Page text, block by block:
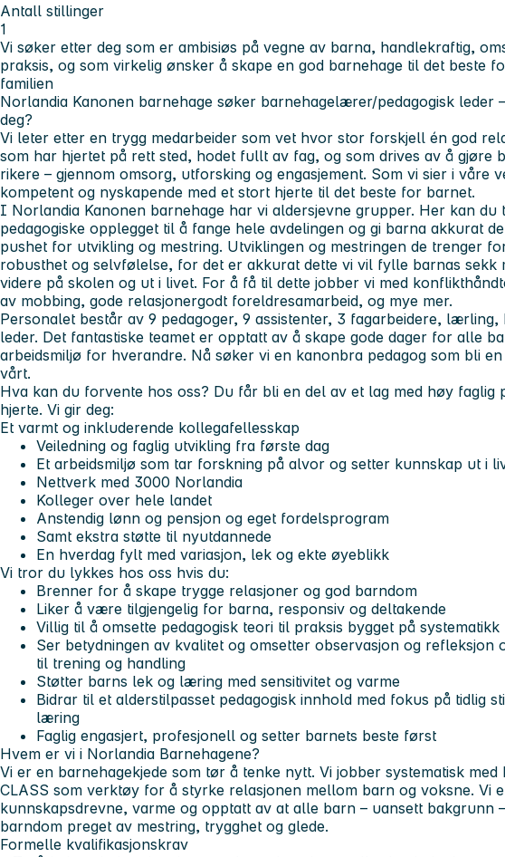
Antall stillinger
1
Vi søker etter deg som er ambisiøs på vegne av barna, handlekraftig,
praksis, og som virkelig ønsker å skape en god barnehage til det beste
familien
Norlandia Kanonen barnehage søker barnehagelærer/pedagogisk leder
deg?
Vi leter etter en trygg medarbeider som vet hvor stor forskjell én god
som har hjertet på rett sted, hodet fullt av fag, og som drives av å gjøre
rikere – gjennom omsorg, utforsking og engasjement. Som vi sier i våre
kompetent og nyskapende med et stort hjerte til det beste for barnet.
I Norlandia Kanonen barnehage har vi aldersjevne grupper. Her kan du
pedagogiske opplegget til å fange hele avdelingen og gi barna akkurat
pushet for utvikling og mestring. Utviklingen og mestringen de trenger
robusthet og selvfølelse, for det er akkurat dette vi vil fylle barnas sekk
videre på skolen og ut i livet. For å få til dette jobber vi med
av mobbing, gode relasjonergodt foreldresamarbeid, og mye mer.
Personalet består av 9 pedagoger, 9 assistenter, 3 fagarbeidere, lærling,
leder. Det fantastiske teamet er opptatt av å skape gode dager for alle
arbeidsmiljø for hverandre. Nå søker vi en kanonbra pedagog som bli
vårt.
Hva kan du forvente hos oss? Du får bli en del av et lag med høy faglig
hjerte. Vi gir deg:
Et varmt og inkluderende kollegafellesskap
Veiledning og faglig utvikling fra første dag
Et arbeidsmiljø som tar forskning på alvor og setter kunnskap ut i
Nettverk med 3000 Norlandia
Kolleger over hele landet
Anstendig lønn og pensjon og eget fordelsprogram
Samt ekstra støtte til nyutdannede
En hverdag fylt med variasjon, lek og ekte øyeblikk
Vi tror du lykkes hos oss hvis du:
Brenner for å skape trygge relasjoner og god barndom
Liker å være tilgjengelig for barna, responsiv og deltakende
Villig til å omsette pedagogisk teori til praksis bygget på systematikk
Ser betydningen av kvalitet og omsetter observasjon og refleksjon
til trening og handling
Støtter barns lek og læring med sensitivitet og varme
Bidrar til et alderstilpasset pedagogisk innhold med fokus på tidlig
læring
Faglig engasjert, profesjonell og setter barnets beste først
Hvem er vi i Norlandia Barnehagene?
Vi er en barnehagekjede som tør å tenke nytt. Vi jobber systematisk
CLASS som verktøy for å styrke relasjonen mellom barn og voksne. Vi
kunnskapsdrevne, varme og opptatt av at alle barn – uansett bakgrunn
barndom preget av mestring, trygghet og glede.
Formelle kvalifikasjonskrav